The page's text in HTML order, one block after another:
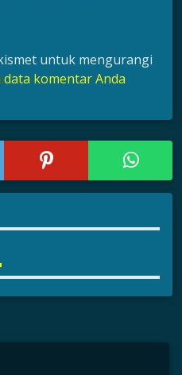
untuk mengurangi
komentar Anda